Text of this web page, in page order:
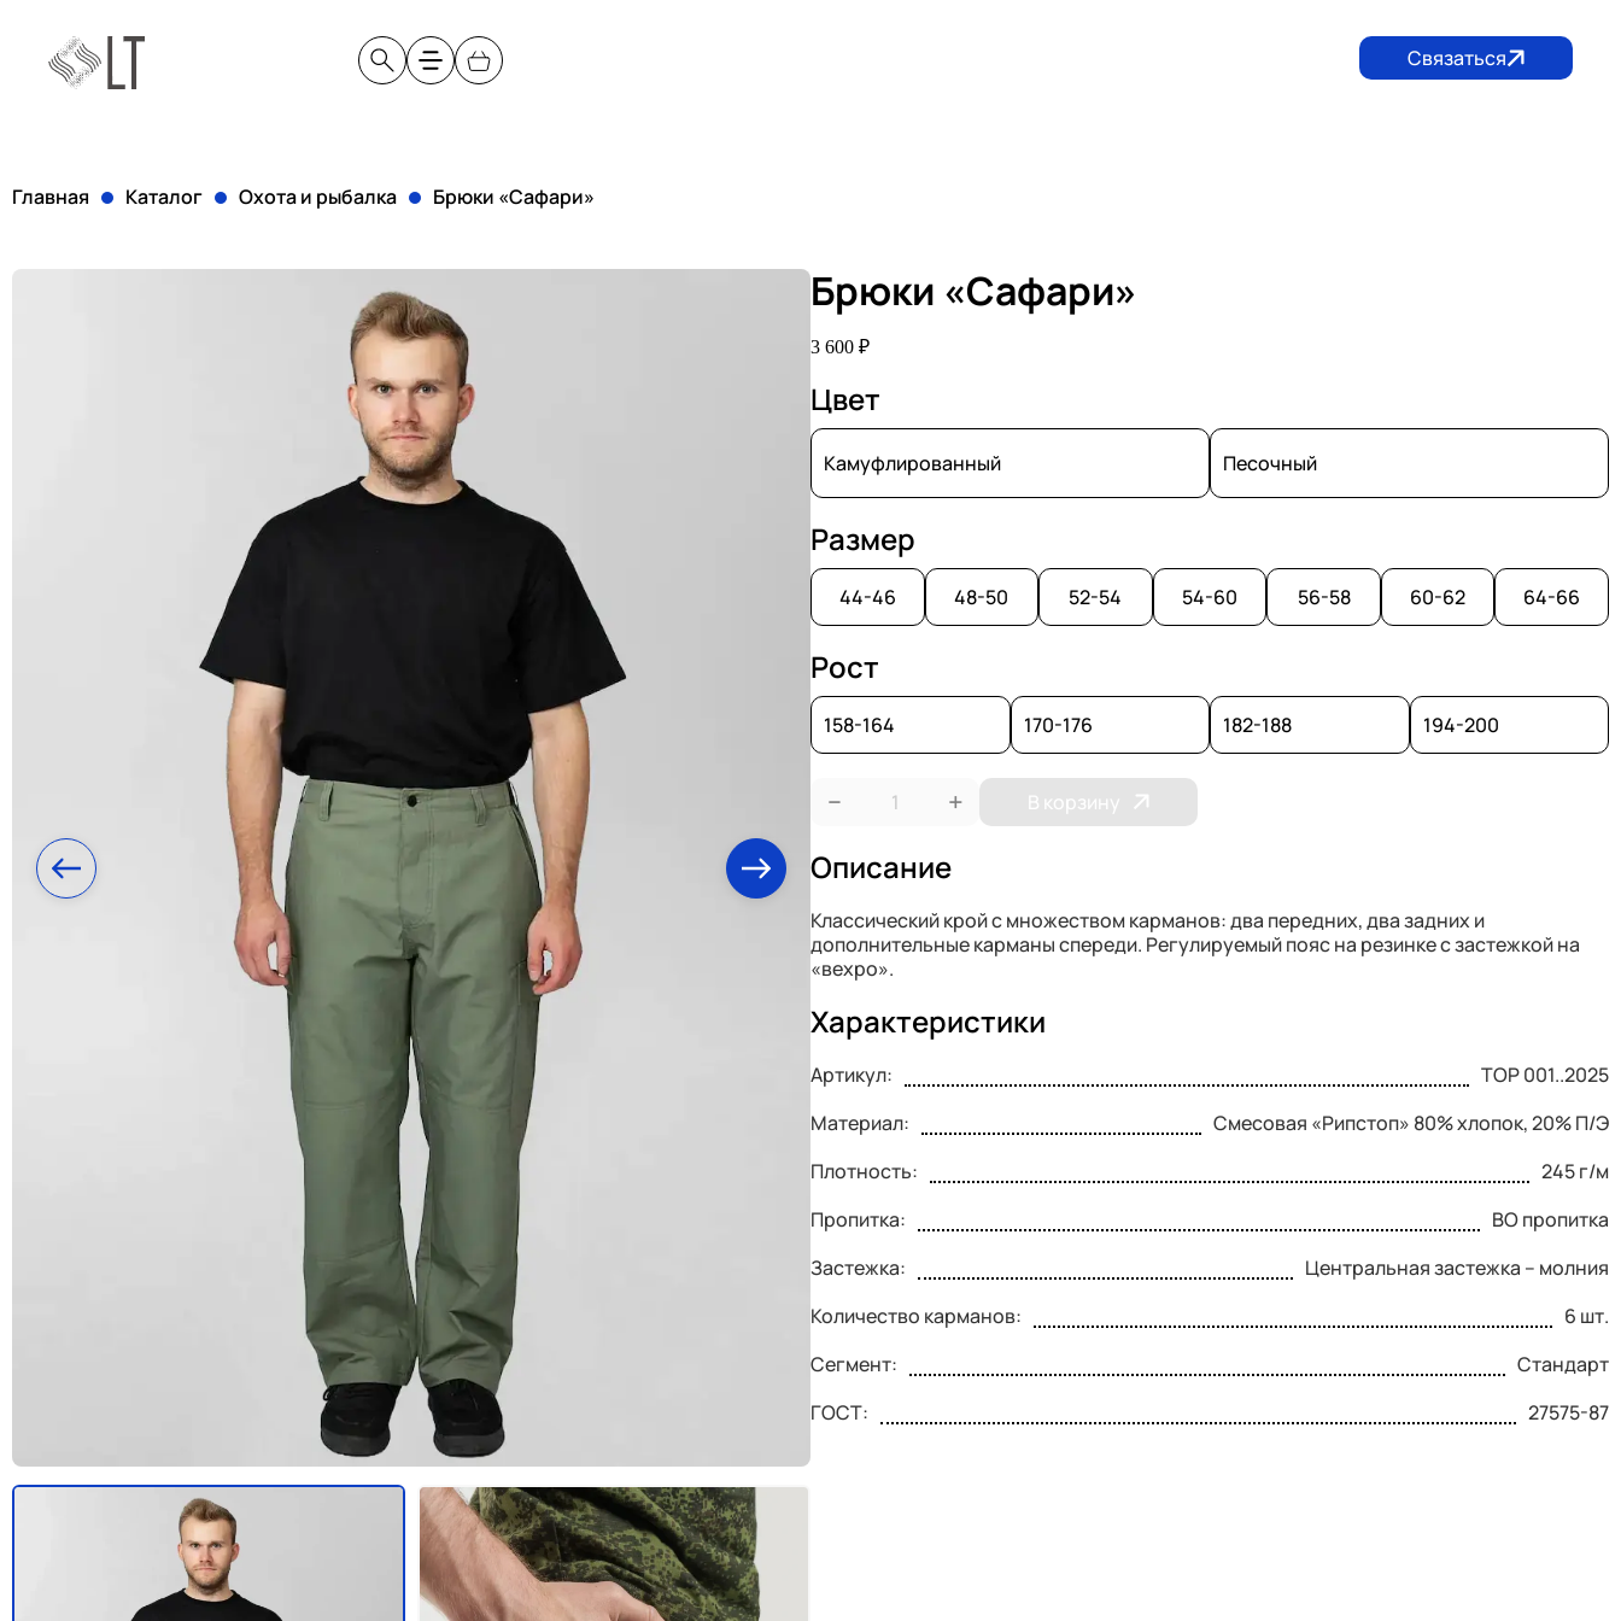
Связаться
Профессиональная одежда
Адаптивная одежда
Вышивка логотипа
Шелкография
Разработка конструкций и лекал
Главная Каталог Охота и рыбалка Брюки «Сафари»
Брюки «Сафари»
3 600 ₽
Цвет
Камуфлированный Песочный
Размер
44-46 48-50 52-54 54-60 56-58 60-62 64-66
Рост
158-164 170-176 182-188 194-200
− + В корзину
Описание
Классический крой с множеством карманов: два передних, два задних и
дополнительные карманы спереди. Регулируемый пояс на резинке с застежкой на
«вехро».
Характеристики
Артикул:
ТОР 001..2025
Материал:
Смесовая «Рипстоп» 80% хлопок, 20% П/Э
Плотность:
245 г/м
Пропитка:
ВО пропитка
Застежка:
Центральная застежка – молния
Количество карманов:
6 шт.
Сегмент:
Стандарт
ГОСТ:
27575-87